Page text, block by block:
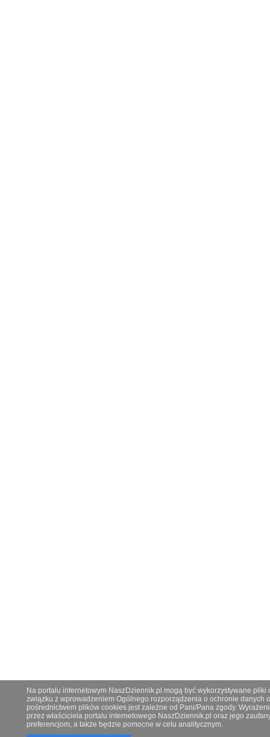
Na portalu internetowym NaszDziennik.pl mogą być wykorzystywane
związku z wprowadzeniem Ogólnego rozporządzenia o ochronie danych
pośrednictwem plików cookies jest zależne od Pani/Pana zgody.
przez właściciela portalu internetowego NaszDziennik.pl oraz jego
preferencjom, a także będzie pomocne w celu analitycznym.